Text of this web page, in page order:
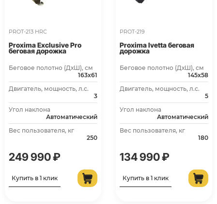
PROT-213 HRC
Proxima Exclusive Pro
беговая дорожка
Беговое полотно (ДхШ), см
163х61
Двигатель, мощность, л.с.
3
Угол наклона
Автоматический
Вес пользователя, кг
250
249 990 ₽
Купить в 1 клик
PROT-219
Proxima Ivetta беговая
дорожка
Беговое полотно (ДхШ), см
145х58
Двигатель, мощность, л.с.
5
Угол наклона
Автоматический
Вес пользователя, кг
180
134 990 ₽
Купить в 1 клик